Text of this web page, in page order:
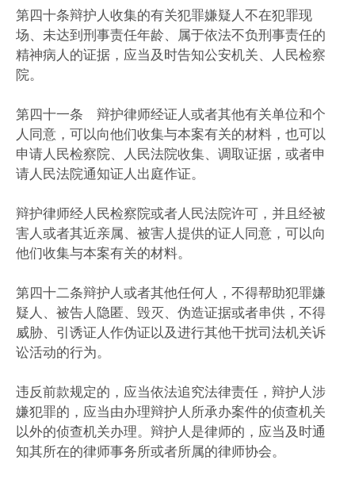
第四十条辩护人收集的有关犯罪嫌疑人不在犯罪现
场、未达到刑事责任年龄、属于依法不负刑事责任的
精神病人的证据，应当及时告知公安机关、人民检察
院。
第四十一条 辩护律师经证人或者其他有关单位和个
人同意，可以向他们收集与本案有关的材料，也可以
申请人民检察院、人民法院收集、调取证据，或者申
请人民法院通知证人出庭作证。
辩护律师经人民检察院或者人民法院许可，并且经被
害人或者其近亲属、被害人提供的证人同意，可以向
他们收集与本案有关的材料。
第四十二条辩护人或者其他任何人，不得帮助犯罪嫌
疑人、被告人隐匿、毁灭、伪造证据或者串供，不得
威胁、引诱证人作伪证以及进行其他干扰司法机关诉
讼活动的行为。
违反前款规定的，应当依法追究法律责任，辩护人涉
嫌犯罪的，应当由办理辩护人所承办案件的侦查机关
以外的侦查机关办理。辩护人是律师的，应当及时通
知其所在的律师事务所或者所属的律师协会。